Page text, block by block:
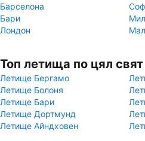
Барселона
Бари
Лондон
Топ летища по цял свят
Летище Бергамо
Летище Болоня
Летище Бари
Летище Дортмунд
Летище Айндховен